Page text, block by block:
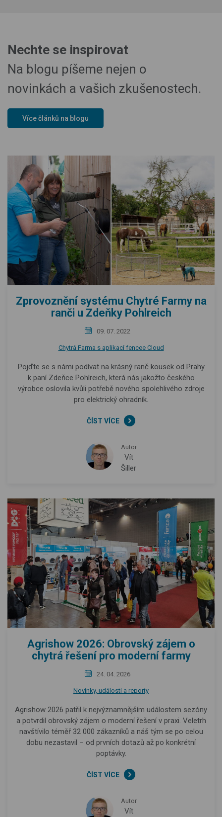
Nechte se inspirovat
Na blogu píšeme nejen o
novinkách a vašich zkušenostech.
Více článků na blogu
Zprovoznění systému Chytré Farmy na
ranči u Zdeňky Pohlreich
09. 07. 2022
Chytrá Farma s aplikací fencee Cloud
Pojďte se s námi podívat na krásný ranč kousek od Prahy
k paní Zdeňce Pohlreich, která nás jakožto českého
výrobce oslovila kvůli potřebě nového spolehlivého zdroje
pro elektrický ohradník.
ČÍST VÍCE
Autor
Vít
Šiller
Agrishow 2026: Obrovský zájem o
chytrá řešení pro moderní farmy
24. 04. 2026
Novinky, události a reporty
Agrishow 2026 patřil k nejvýznamnějším událostem sezóny
a potvrdil obrovský zájem o moderní řešení v praxi. Veletrh
navštívilo téměř 32 000 zákazníků a náš tým se po celou
dobu nezastavil – od prvních dotazů až po konkrétní
poptávky.
ČÍST VÍCE
Autor
Vít